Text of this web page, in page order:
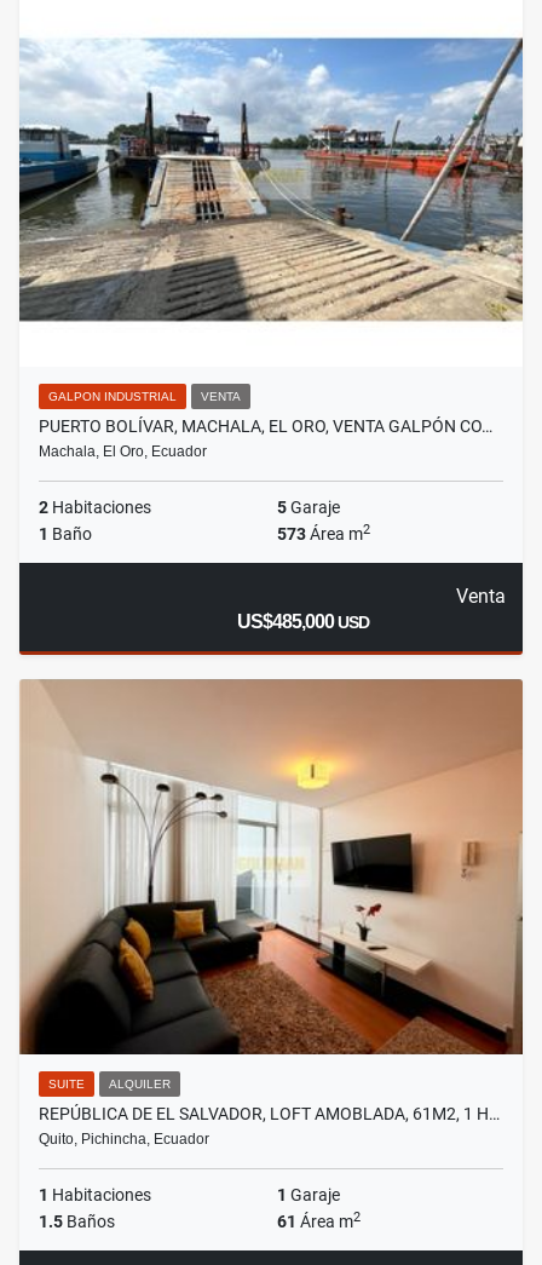
GALPON INDUSTRIAL VENTA
PUERTO BOLÍVAR, MACHALA, EL ORO, VENTA GALPÓN CO…
Machala, El Oro, Ecuador
2 Habitaciones 5Garaje
1 Baño 573Área m2
Venta
US$485,000USD
SUITE ALQUILER
REPÚBLICA DE EL SALVADOR, LOFT AMOBLADA, 61M2, 1 H…
Quito, Pichincha, Ecuador
1 Habitaciones 1 Garaje
1.5 Baños 61 Área m2